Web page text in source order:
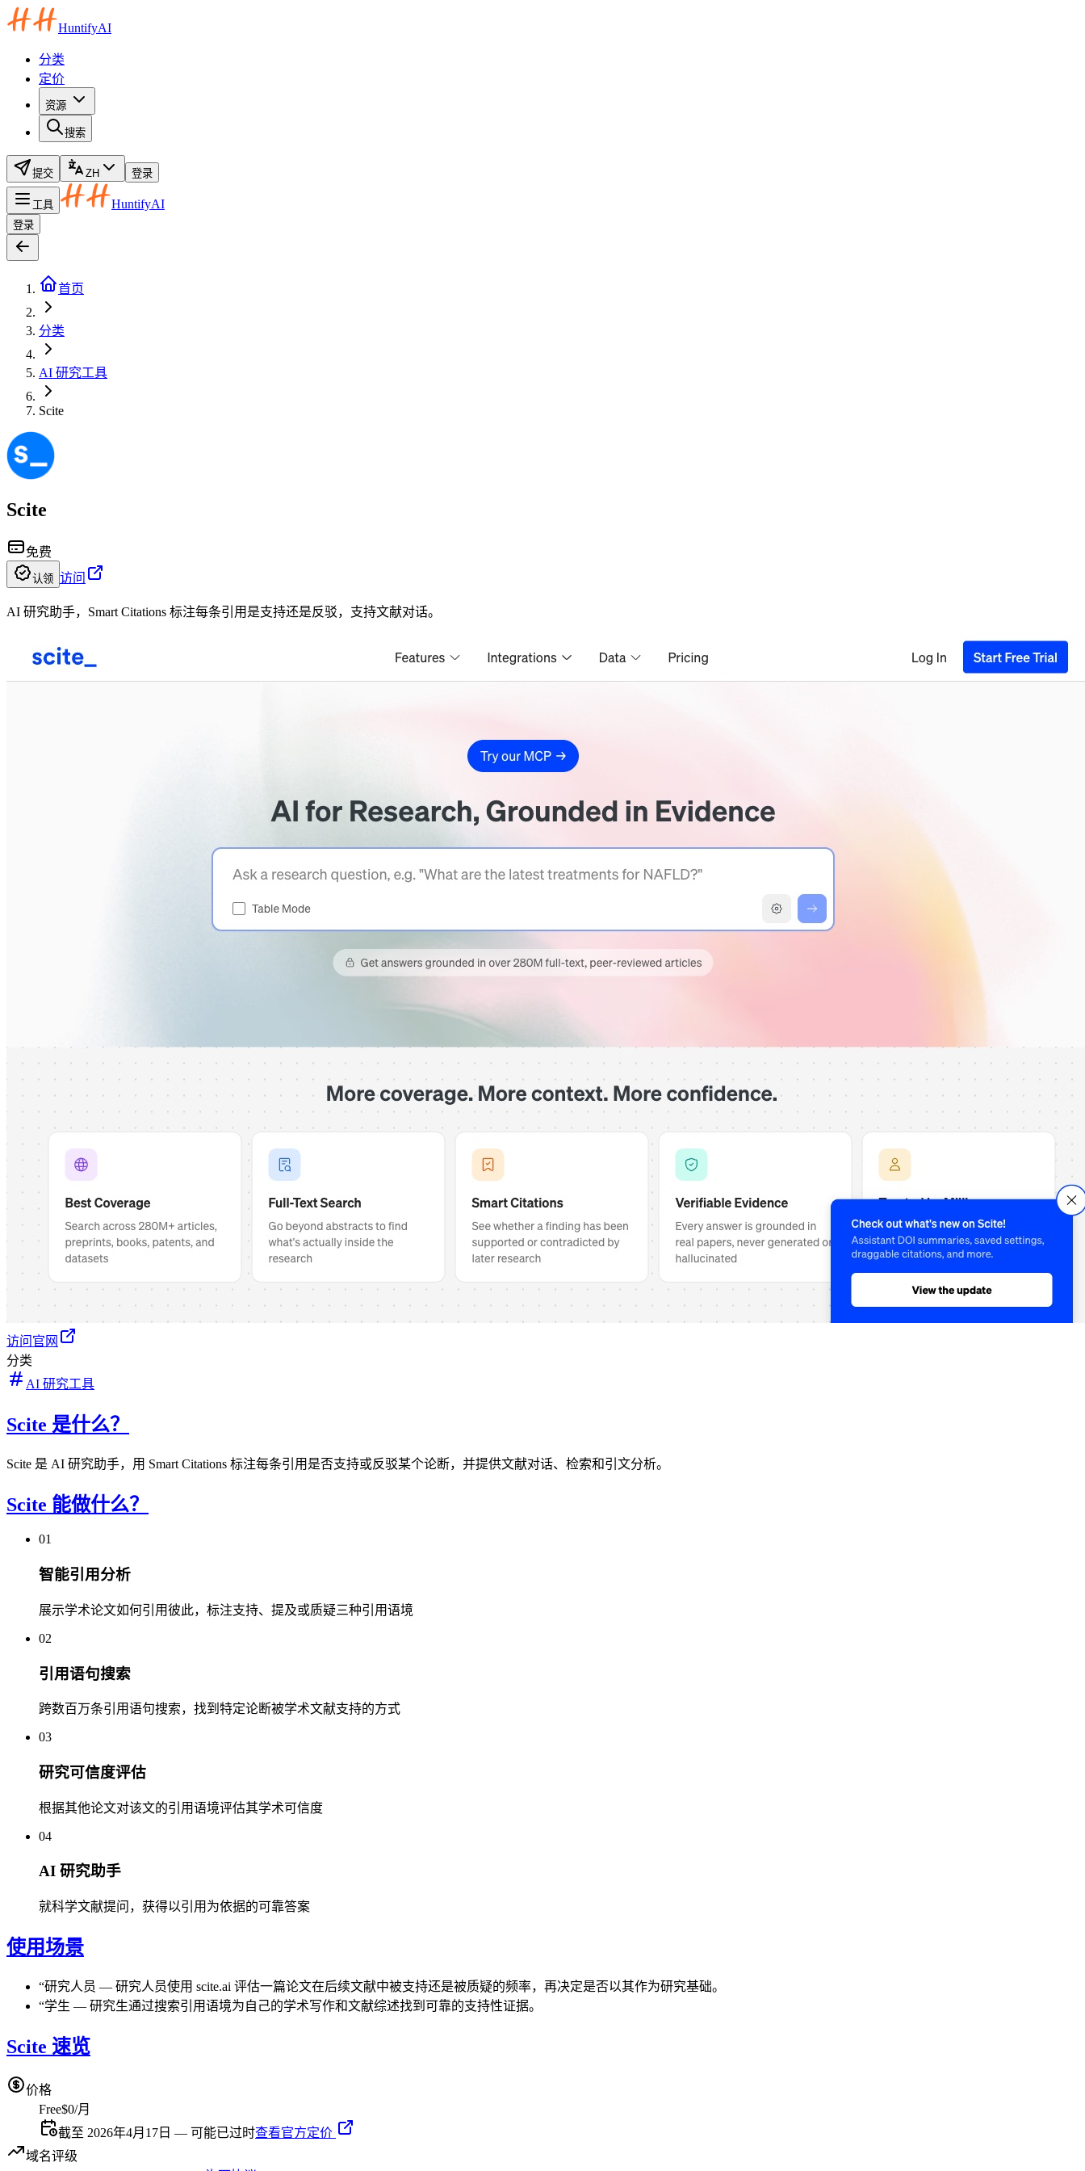
HuntifyAI
分类
定价
资源
搜索
提交 ZH 登录
工具 HuntifyAI
登录
首页
分类
AI 研究工具
Scite
Scite
免费
认领 访问
AI 研究助手，Smart Citations 标注每条引用是支持还是反驳，支持文献对话。
访问官网
分类
AI 研究工具
Scite 是什么？
Scite 是 AI 研究助手，用 Smart Citations 标注每条引用是否支持或反驳某个论断，并提供文献对话、检索和引文分析。
Scite 能做什么？
01
智能引用分析
展示学术论文如何引用彼此，标注支持、提及或质疑三种引用语境
02
引用语句搜索
跨数百万条引用语句搜索，找到特定论断被学术文献支持的方式
03
研究可信度评估
根据其他论文对该文的引用语境评估其学术可信度
04
AI 研究助手
就科学文献提问，获得以引用为依据的可靠答案
使用场景
“研究人员 — 研究人员使用 scite.ai 评估一篇论文在后续文献中被支持还是被质疑的频率，再决定是否以其作为研究基础。
“学生 — 研究生通过搜索引用语境为自己的学术写作和文献综述找到可靠的支持性证据。
Scite 速览
价格
Free$0/月
截至 2026年4月17日 — 可能已过时查看官方定价
域名评级